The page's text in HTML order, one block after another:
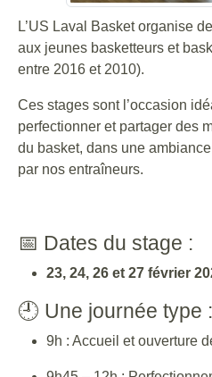
L’US Laval Basket organise
aux jeunes basketteurs et
entre 2016 et 2010).
Ces stages sont l’occasion
perfectionner et partager des
du basket, dans une
par nos entraîneurs.
📅 Dates du stage :
23, 24, 26 et 27 février
🕘 Une journée type :
9h : Accueil et ouverture